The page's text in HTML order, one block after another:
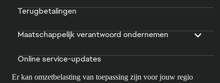
Terugbetalingen
Maatschappelijk verantwoord ondernemen
Online service-updates
Er kan omzetbelasting van toepassing zijn voor jouw regio